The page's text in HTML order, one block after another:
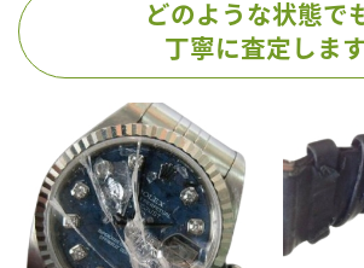
どのような状態で
丁寧に査定しま